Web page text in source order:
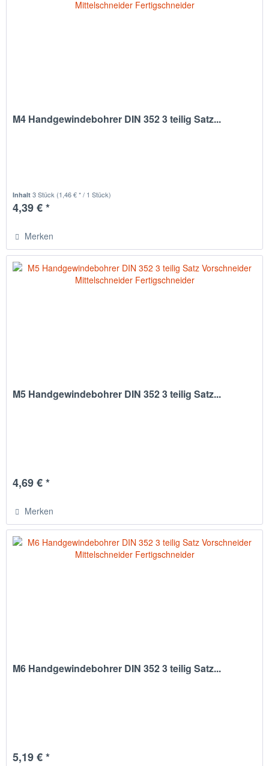
M4 Handgewindebohrer DIN 352 3 teilig Satz...
Inhalt3 Stück (1,46 € * / 1 Stück)
4,39 € *
Merken
M5 Handgewindebohrer DIN 352 3 teilig Satz...
4,69 € *
Merken
M6 Handgewindebohrer DIN 352 3 teilig Satz...
5,19 € *